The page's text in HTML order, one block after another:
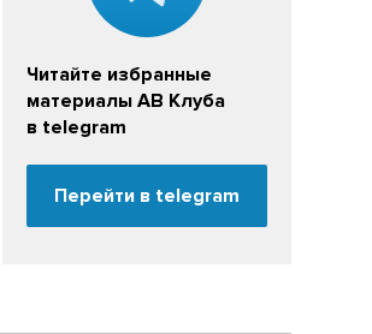
Читайте избранные
материалы АВ Клуба
в telegram
Перейти в telegram